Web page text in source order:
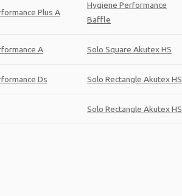
Plus A
Hygiene Performance
Baffle
A Solo Square Akutex HS
Ds Solo Rectangle Akutex HS
Solo Rectangle Akutex HS